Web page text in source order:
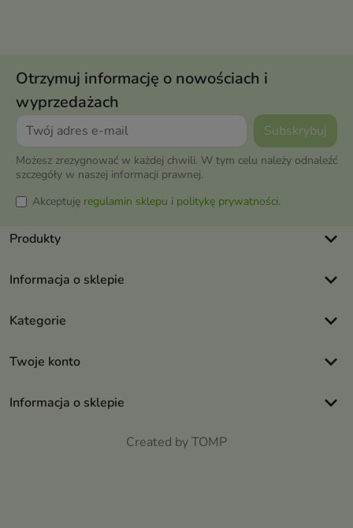
Otrzymuj informację o nowościach i
wyprzedażach
Możesz zrezygnować w każdej chwili. W tym celu należy odnaleźć
szczegóły w naszej informacji prawnej.
Akceptuję regulamin sklepu i politykę prywatności.
Produkty keyboard_arrow_down
Informacja o sklepie keyboard_arrow_down
Kategorie keyboard_arrow_down
Twoje konto keyboard_arrow_down
Informacja o sklepie keyboard_arrow_down
Created by TOMP